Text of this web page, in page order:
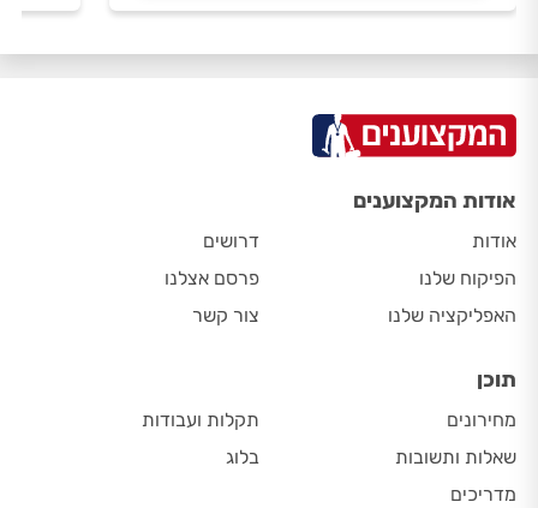
אודות המקצוענים
אודות
הפיקוח שלנו
האפליקציה שלנו
דרושים
פרסם אצלנו
צור קשר
תוכן
מחירונים
שאלות ותשובות
מדריכים
תקלות ועבודות
בלוג